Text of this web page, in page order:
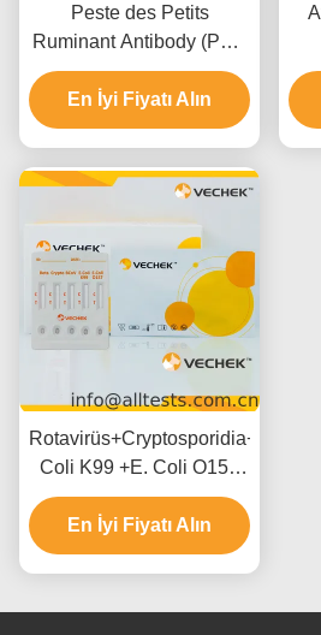
Peste des Petits
Ruminant Antibody (PPR
Ab) Hızlı Test Kaseti (Tam
Kan/Serum/Plazma)
En İyi Fiyatı Alın
Coli K99 +E. Coli O157
Antijen Kombinasyon
Hızlı Test Kaseti (Dışkı)
En İyi Fiyatı Alın